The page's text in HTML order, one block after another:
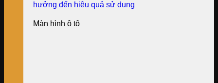
Màn hình ô tô